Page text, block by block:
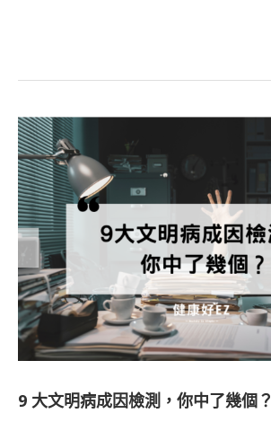
9 大文明病成因檢測，你中了幾個？